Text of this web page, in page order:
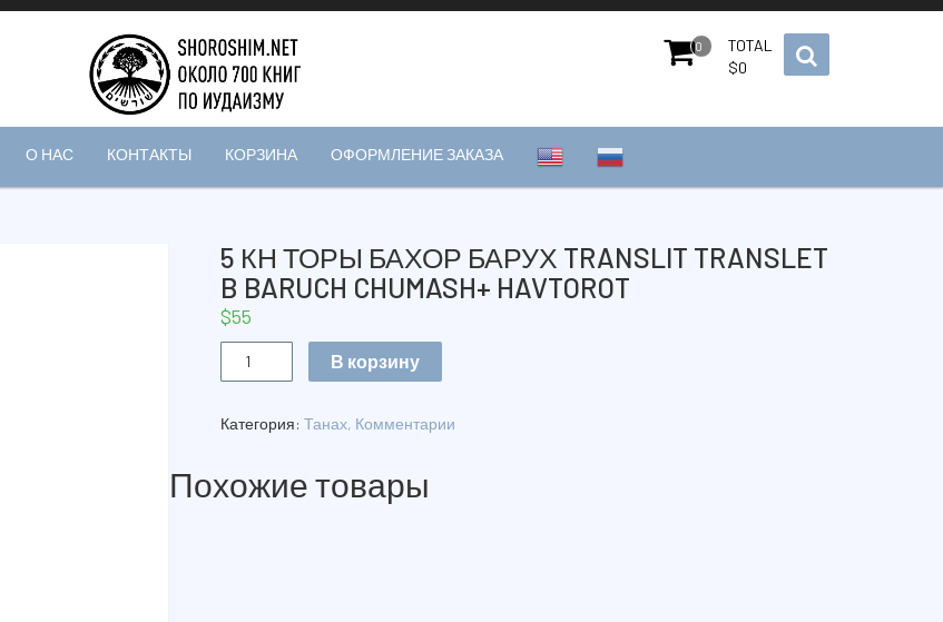
0
TOTAL
$0
О НАС КОНТАКТЫ КОРЗИНА ОФОРМЛЕНИЕ ЗАКАЗА
5 КН ТОРЫ БАХОР БАРУХ TRANSLIT TRANSLET
B BARUCH CHUMASH+ HAVTOROT
$55
ТОРЫ
translit
В корзину
Категория: Танах, Комментарии
Похожие товары